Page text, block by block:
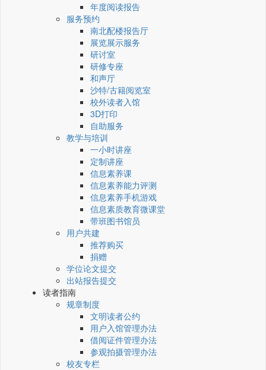
年度阅读报告
服务预约
南北配楼报告厅
展览展示服务
研讨室
研修专座
和声厅
沙特/古籍阅览室
校外读者入馆
3D打印
自助服务
教学与培训
一小时讲座
定制讲座
信息素养课
信息素养能力评测
信息素养手机游戏
信息素质教育微课堂
带班图书馆员
用户共建
推荐购买
捐赠
学位论文提交
出站报告提交
读者指南
规章制度
文明读者公约
用户入馆管理办法
借阅证件管理办法
参观拍摄管理办法
校友专栏